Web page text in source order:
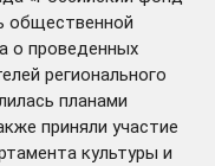
общественной
о проведенных
регионального
планами
приняли участие
культуры и